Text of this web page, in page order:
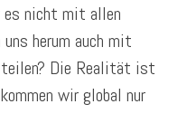
es nicht mit allen
herum auch mit
Die Realität ist
wir global nur